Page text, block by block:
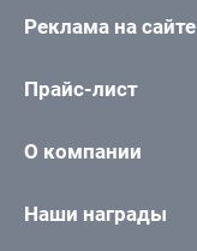
Реклама на сайте
Прайс-лист
О компании
Наши награды